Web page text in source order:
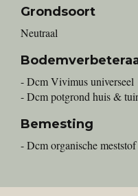
Grondsoort
Neutraal
- Dcm Vivimus universeel
- Dcm potgrond huis &
Bemesting
- Dcm organische